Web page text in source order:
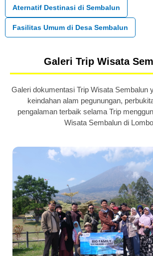
Aternatif Destinasi di Sembalun
Fasilitas Umum di Desa Sembalun
Galeri Trip Wisata
Galeri dokumentasi Trip Wisata Sembalun
keindahan alam pegunungan,
pengalaman terbaik selama Trip
Wisata Sembalun di